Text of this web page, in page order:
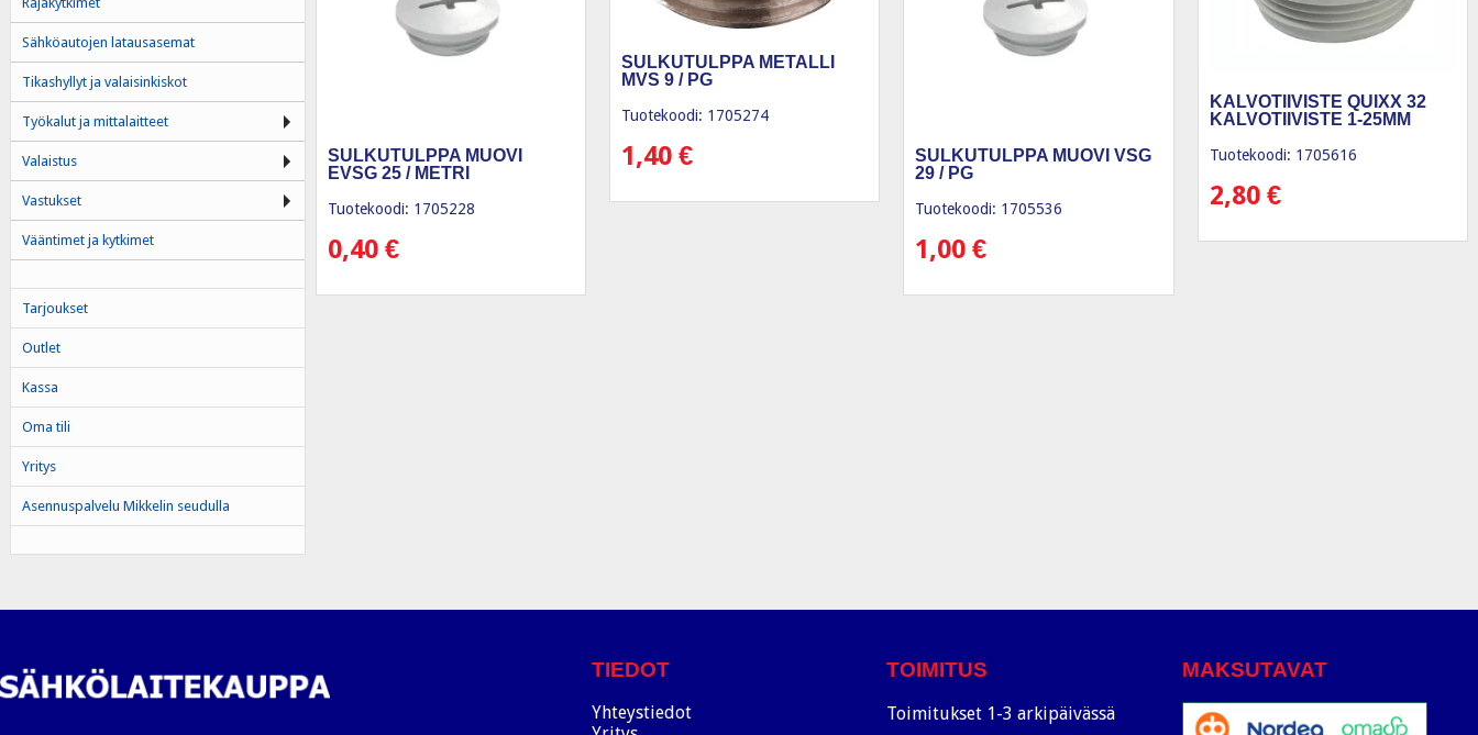
SULKUTULPPA MUOVI
EVSG 25 / METRI
Tuotekoodi: 1705228
0,40 €
SULKUTULPPA METALLI
MVS 9 / PG
Tuotekoodi: 1705274
1,40€
SULKUTULPPA MUOVI VSG
29 / PG
Tuotekoodi: 1705536
1,00€
KALVOTIIVISTE QUIXX 32
KALVOTIIVISTE 1-25MM
Tuotekoodi: 1705616
2,80 €
Sähköautojen latausasemat
Tikashyllyt ja valaisinkiskot
Työkalut ja mittalaitteet
Valaistus
Vastukset
Vääntimet ja kytkimet
Tarjoukset
Outlet
Kassa
Oma tili
Yritys
Asennuspalvelu Mikkelin seudulla
TIEDOT
Yhteystiedot
TOIMITUS
Toimitukset 1-3 arkipäivässä
MAKSUTAVAT